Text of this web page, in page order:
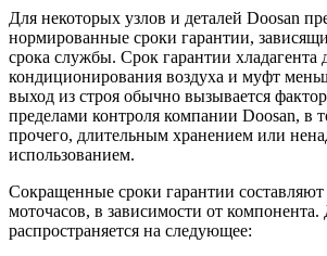
Для некоторых узлов и деталей Doosan
нормированные сроки гарантии,
срока службы. Срок гарантии хладагента
кондиционирования воздуха и муфт
выход из строя обычно вызывается
пределами контроля компании Doosan, в
прочего, длительным хранением или
использованием.
Сокращенные сроки гарантии составляют
моточасов, в зависимости от компонента.
распространяется на следующее: